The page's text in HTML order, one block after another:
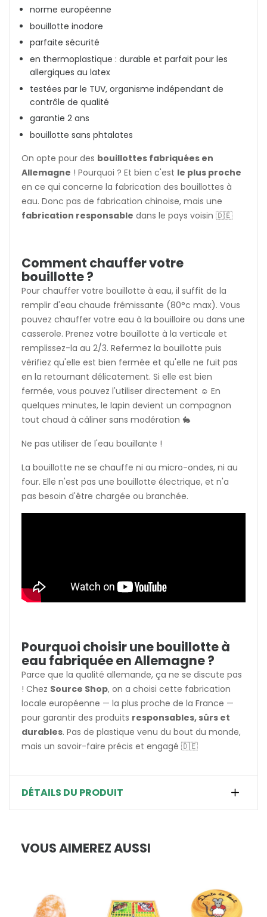
norme européenne
bouillotte inodore
parfaite sécurité
en thermoplastique : durable et parfait pour les
allergiques au latex
testées par le TUV, organisme indépendant de
contrôle de qualité
garantie 2 ans
bouillotte sans phtalates
On opte pour des bouillottes fabriquées en
Allemagne ! Pourquoi ? Et bien c'est le plus proche
en ce qui concerne la fabrication des bouillottes à
eau. Donc pas de fabrication chinoise, mais une
fabrication responsable dans le pays voisin 🇩🇪
Comment chauffer votre
bouillotte ?
Pour chauffer votre bouillotte à eau, il suffit de la
remplir d'eau chaude frémissante (80°c max). Vous
pouvez chauffer votre eau à la bouilloire ou dans une
casserole. Prenez votre bouillotte à la verticale et
remplissez-la au 2/3. Refermez la bouillotte puis
vérifiez qu'elle est bien fermée et qu'elle ne fuit pas
en la retournant délicatement. Si elle est bien
fermée, vous pouvez l'utiliser directement ☺️ En
quelques minutes, le lapin devient un compagnon
tout chaud à câliner sans modération 🐇
Ne pas utiliser de l'eau bouillante !
La bouillotte ne se chauffe ni au micro-ondes, ni au
four. Elle n'est pas une bouillotte électrique, et n'a
pas besoin d'être chargée ou branchée.
Pourquoi choisir une bouillotte à
eau fabriquée en Allemagne ?
Parce que la qualité allemande, ça ne se discute pas
! Chez Source Shop, on a choisi cette fabrication
locale européenne — la plus proche de la France —
pour garantir des produits responsables, sûrs et
durables. Pas de plastique venu du bout du monde,
mais un savoir-faire précis et engagé 🇩🇪
DÉTAILS DU PRODUIT
VOUS AIMEREZ AUSSI